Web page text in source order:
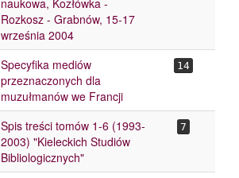
naukowa, Kozłówka -
Rozkosz - Grabnów, 15-17
września 2004
Specyfika mediów
przeznaczonych dla
muzułmanów we Francji
14
Spis treści tomów 1-6 (1993-
2003) "Kieleckich Studiów
Bibliologicznych"
7